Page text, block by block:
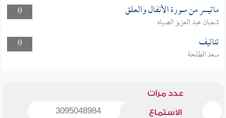
0
ماتيسر من سورة الأنفال والعلق
شعبان عبد العزيز الصياد
0
تناتيف
سعد الطلحة
عدد مرات
الاستماع 3095048984